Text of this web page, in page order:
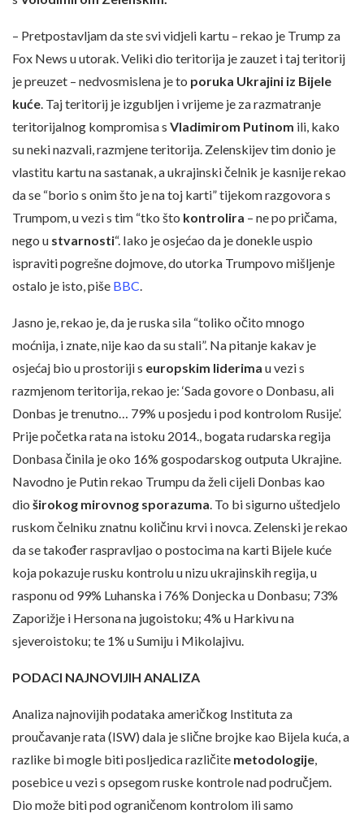
– Pretpostavljam da ste svi vidjeli kartu – rekao je Trump za
Fox News u utorak. Veliki dio teritorija je zauzet i taj teritorij
je preuzet – nedvosmislena je to poruka Ukrajini iz Bijele
kuće . Taj teritorij je izgubljen i vrijeme je za razmatranje
teritorijalnog kompromisa s Vladimirom Putinom ili, kako
su neki nazvali, razmjene teritorija. Zelenskijev tim donio je
vlastitu kartu na sastanak, a ukrajinski čelnik je kasnije rekao
da se “borio s onim što je na toj karti” tijekom razgovora s
Trumpom, u vezi s tim “tko što kontrolira – ne po pričama,
nego u stvarnosti“. Iako je osjećao da je donekle uspio
ispraviti pogrešne dojmove, do utorka Trumpovo mišljenje
ostalo je isto, piše BBC
Jasno je, rekao je, da je ruska sila “toliko očito mnogo
moćnija, i znate, nije kao da su stali”. Na pitanje kakav je
osjećaj bio u prostoriji s europskim liderima u vezi s
razmjenom teritorija, rekao je: ‘Sada govore o Donbasu, ali
Donbas je trenutno… 79% u posjedu i pod kontrolom Rusije’.
Prije početka rata na istoku 2014., bogata rudarska regija
Donbasa činila je oko 16% gospodarskog outputa Ukrajine.
Navodno je Putin rekao Trumpu da želi cijeli Donbas kao
dio širokog mirovnog sporazuma . To bi sigurno uštedjelo
ruskom čelniku znatnu količinu krvi i novca. Zelenski je rekao
da se također raspravljao o postocima na karti Bijele kuće
koja pokazuje rusku kontrolu u nizu ukrajinskih regija, u
rasponu od 99% Luhanska i 76% Donjecka u Donbasu; 73%
Zaporižje i Hersona na jugoistoku; 4% u Harkivu na
sjeveroistoku; te 1% u Sumiju i Mikolajivu.
PODACI NAJNOVIJIH ANALIZA
Analiza najnovijih podataka američkog Instituta za
proučavanje rata (ISW) dala je slične brojke kao Bijela kuća, a
razlike bi mogle biti posljedica različite metodologije
posebice u vezi s opsegom ruske kontrole nad područjem.
Dio može biti pod ograničenom kontrolom ili samo